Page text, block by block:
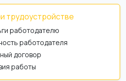
трудоустройстве
работодателю
работодателя
договор
работы